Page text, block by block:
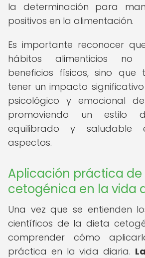
la determinación para
positivos en la alimentación.
Es importante reconocer
hábitos alimenticios no
beneficios físicos, sino que
tener un impacto
psicológico y emocional
promoviendo un estilo
equilibrado y saludable
aspectos.
Aplicación práctica
cetogénica en la vida
Una vez que se entienden
científicos de la dieta
comprender cómo
práctica en la vida diaria.